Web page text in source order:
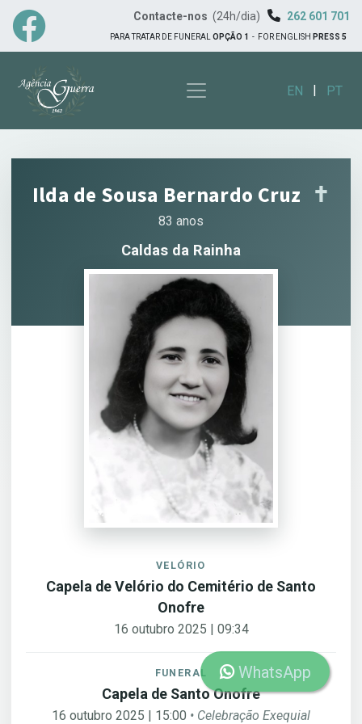
Contacte-nos (24h/dia) 262 601 701
PARA TRATAR DE FUNERAL OPÇÃO 1 - FOR ENGLISH PRESS 5
EN | PT
Ilda de Sousa Bernardo Cruz ✝︎
83 anos
Caldas da Rainha
VELÓRIO
Capela de Velório do Cemitério de Santo
Onofre
16 outubro 2025 | 09:34
FUNERAL
Capela de Santo Onofre
16 outubro 2025 | 15:00 • Celebração Exequial
WhatsApp